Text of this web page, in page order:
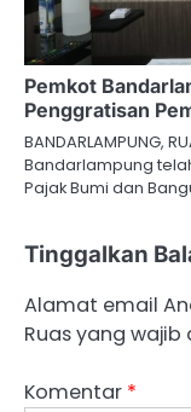
Pemkot
Penggratisan
BANDARLAMPUNG,
Bandarlampung
Pajak Bumi dan
Tinggalkan
Alamat email
Ruas yang
Komentar *